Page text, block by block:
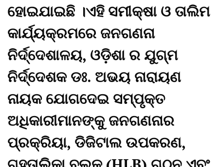
ହୋଇଯାଇଛି ।ଏହି ସମୀକ୍ଷା ଓ ତାଲିମ
କାର୍ଯ୍ୟକ୍ରମରେ ଜନଗଣନା
ନିର୍ଦ୍ଦେଶାଳୟ, ଓଡ଼ିଶା ର ଯୁଗ୍ମ
ନିର୍ଦ୍ଦେଶକ ଡଃ. ଅଭୟ ନାରାୟଣ
ନାୟକ ଯୋଗଦେଇ ସମ୍ପୃକ୍ତ
ଅଧିକାରୀମାନଙ୍କୁ ଜନଗଣନାର
ପ୍ରକ୍ରିୟା, ଡିଜିଟାଲ ଉପକରଣ,